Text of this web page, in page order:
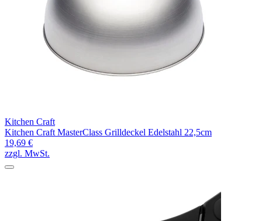
Kitchen Craft
Kitchen Craft MasterClass Grilldeckel Edelstahl 22,5cm
19,69 €
zzgl. MwSt.